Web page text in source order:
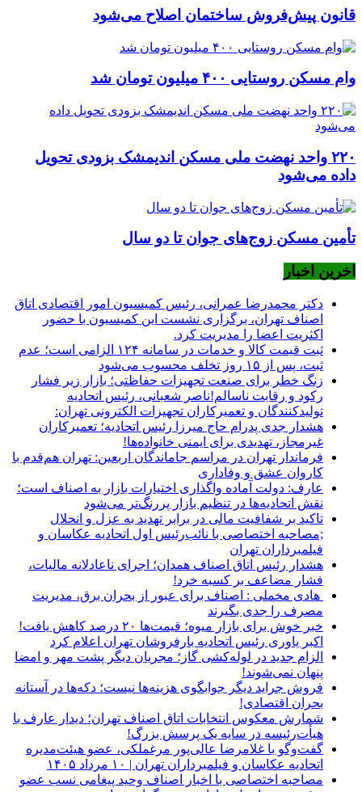
قانون پیش‌فروش ساختمان اصلاح می‌شود
وام مسکن روستایی ۴۰۰ میلیون تومان شد
۲۲۰ واحد نهضت ملی مسکن اندیمشک بزودی تحویل
داده می‌شود
تأمین مسکن زوج‌های جوان تا دو سال
اخرین اخبار
دکتر محمدرضا عمرانی، رئیس کمیسیون امور اقتصادی اتاق
اصناف تهران، برگزاری نشست این کمیسیون با حضور
اکثریت اعضا را مدیریت کرد.
ثبت قیمت کالا و خدمات در سامانه ۱۲۴ الزامی است؛ عدم
ثبت، پس از ۱۵ روز تخلف محسوب می‌شود
زنگ خطر برای صنعت تجهیزات حفاظتی؛ بازار زیر فشار
رکود و رقابت ناسالم!ناصر شعبانی، رئیس اتحادیه
تولیدکنندگان و تعمیرکاران تجهیزات الکترونی تهران:
هشدار جدی پدرام حاج میرزا رئیس اتحادیه؛ تعمیرکاران
غیرمجاز، تهدیدی برای ایمنی خانواده‌ها!
فرماندار تهران در مراسم جاماندگان اربعین: تهران هم‌قدم با
کاروان عشق و وفاداری
عارف: دولت آماده واگذاری اختیارات بازار به اصناف است؛
نقش اتحادیه‌ها در تنظیم بازار پررنگ‌تر می‌شود
تاکید بر شفافیت مالی در برابر تهدید به عزل و انحلال
;مصاحبه اختصاصی با نائب‌رئیس اول اتحادیه عکاسان و
فیلمبرداران تهران
هشدار رئیس اتاق اصناف همدان؛ اجرای ناعادلانه مالیات،
فشار مضاعف بر کسبه خرد!
هادی مخملی : اصناف برای عبور از بحران برق، مدیریت
مصرف را جدی بگیرند
خبر خوش برای بازار میوه؛ قیمت‌ها ۲۰ درصد کاهش یافت!
اکبر یاوری رئیس اتحادیه بارفروشان تهران اعلام کرد
الزام جدید در لوله‌کشی گاز؛ مجریان دیگر پشت مهر و امضا
پنهان نمی‌شوند!
فروش جراید دیگر جوابگوی هزینه‌ها نیست؛ دکه‌ها در آستانه
بحران اقتصادی!
شمارش معکوس انتخابات اتاق اصناف تهران؛ دیدار عارف با
هیأت‌رئیسه در سایه یک پرسش بزرگ!
گفت‌وگو با غلامرضا عالی‌پور مرغملکی، عضو هیئت‌مدیره
اتحادیه عکاسان و فیلمبرداران تهران | ۱۰ مرداد ۱۴۰۵
مصاحبه اختصاصی با اخبار اصناف وحید پیغامی نسب عضو